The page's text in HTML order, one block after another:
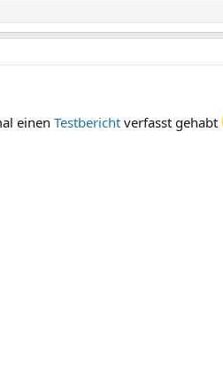
einen Testbericht verfasst gehabt